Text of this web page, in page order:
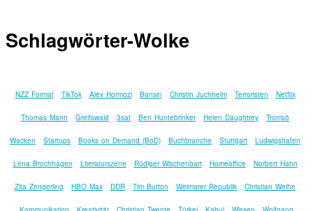
Schlagwörter-Wolke
NZZ Format TikTok Alex Hormozi Bansin Christin Juchheim Terroristen Netflix
Thomas Mann Greifswald 3sat Ben Huntebrinker Helen Daughtrey Tromsö
Wacken Startups Books on Demand (BoD) Buchbranche Stuttgart Ludwigshafen
Lena Brochhagen Literaturszene Rüdiger Wischenbart Homeoffice Norbert Hahn
Zita Zengerling HBO Max DDR Tim Burton Weimarer Republik Christian Weihe